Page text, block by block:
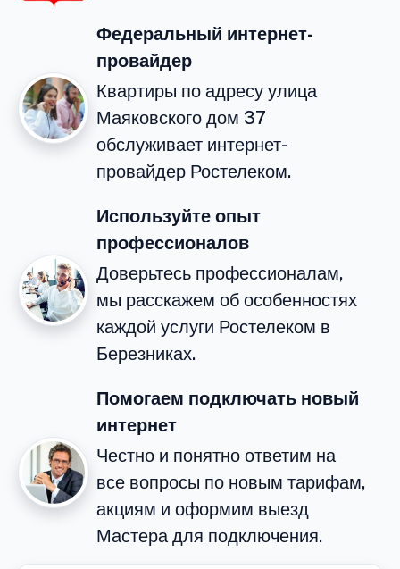
Федеральный интернет-
провайдер
Квартиры по адресу улица
Маяковского дом 37
обслуживает интернет-
провайдер Ростелеком.
Используйте опыт
профессионалов
Доверьтесь профессионалам,
мы расскажем об особенностях
каждой услуги Ростелеком в
Березниках.
Помогаем подключать новый
интернет
Честно и понятно ответим на
все вопросы по новым тарифам,
акциям и оформим выезд
Мастера для подключения.